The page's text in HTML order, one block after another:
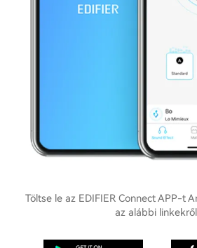
Töltse le az EDIFIER Connect APP-t
az alábbi